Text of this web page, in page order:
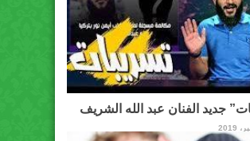
جديد الفنان عبد الله الشريف